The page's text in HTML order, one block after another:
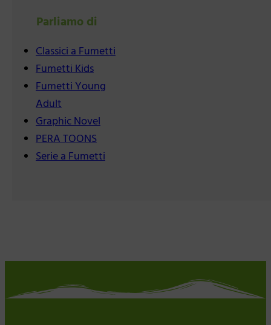
Parliamo di
Classici a Fumetti
Fumetti Kids
Fumetti Young
Adult
Graphic Novel
PERA TOONS
Serie a Fumetti